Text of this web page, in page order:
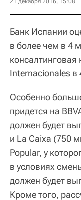
Банк Испании
в более чем в 4
Internacionales в
Особенно
придется на
должен будет
и La Caixa (750
Popular, у
в условиях
должен будет
Кроме того,